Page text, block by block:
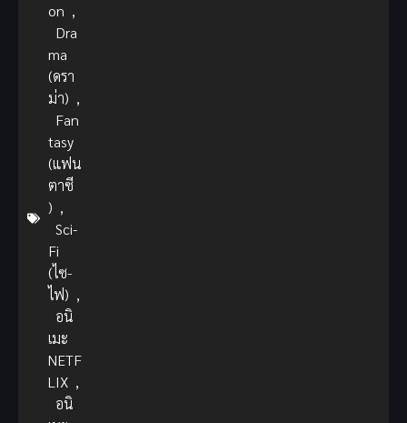
on ,
Dra
ma
(ดรา
ม่า) ,
Fan
tasy
(แฟน
ตาซี
) ,
Sci-
Fi
(ไซ-
ไฟ) ,
อนิ
เมะ
NETF
LIX ,
อนิ